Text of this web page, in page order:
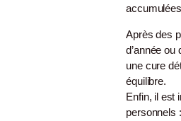
Après des
d’année
une cure
équilibre.
Enfin, il est
personnels